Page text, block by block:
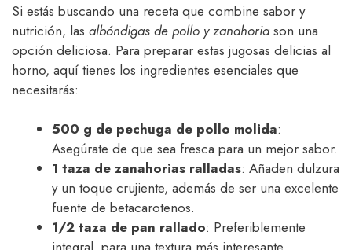
Si estás buscando una receta que combine sabor y
nutrición, las albóndigas de pollo y zanahoria son una
opción deliciosa. Para preparar estas jugosas delicias al
horno, aquí tienes los ingredientes esenciales que
necesitarás:
500 g de pechuga de pollo molida:
Asegúrate de que sea fresca para un mejor sabor.
1 taza de zanahorias ralladas: Añaden dulzura
y un toque crujiente, además de ser una excelente
fuente de betacarotenos.
1/2 taza de pan rallado: Preferiblemente